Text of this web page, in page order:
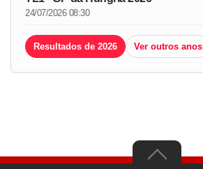
24/07/2026 08:30
Resultados de 2026 Ver outros anos